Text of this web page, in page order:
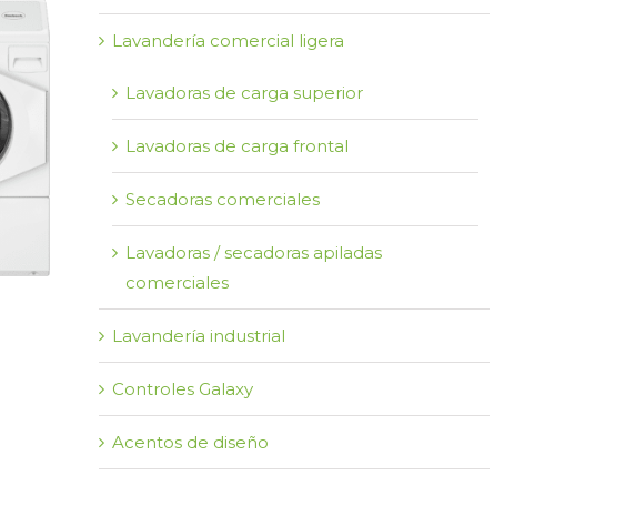
Lavandería comercial ligera
Lavadoras de carga superior
Lavadoras de carga frontal
Secadoras comerciales
Lavadoras / secadoras apiladas
comerciales
Lavandería industrial
Controles Galaxy
Acentos de diseño